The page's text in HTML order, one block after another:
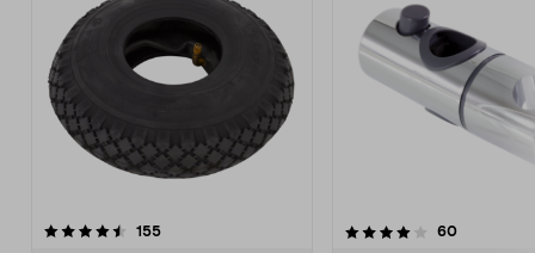
155recensioner
4.0 av 5 stjärnor 60
4.0 av 5 stjärnor